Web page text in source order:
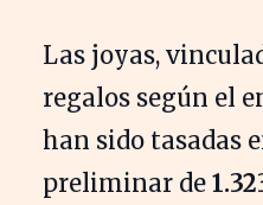
Las joyas,
regalos según el
han sido tasadas
preliminar de